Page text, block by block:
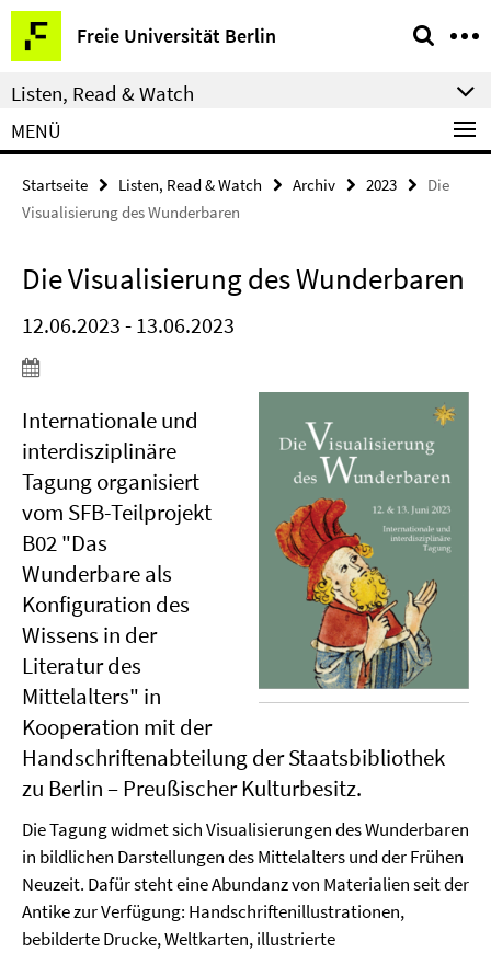
Springe
direkt
zu
Inhalt
Freie Universität Berlin
Service-
Navigation
Listen, Read & Watch
MENÜ
Startseite Listen, Read & Watch Archiv 2023
Die
Visualisierung des Wunderbaren
Die Visualisierung des Wunderbaren
12.06.2023 - 13.06.2023
Internationale und
interdisziplinäre
Tagung organisiert
vom SFB-Teilprojekt
B02 "Das
Wunderbare als
Konfiguration des
Wissens in der
Literatur des
Mittelalters" in
Kooperation mit der
Handschriftenabteilung der Staatsbibliothek
zu Berlin – Preußischer Kulturbesitz.
Die Tagung widmet sich Visualisierungen des Wunderbaren
in bildlichen Darstellungen des Mittelalters und der Frühen
Neuzeit. Dafür steht eine Abundanz von Materialien seit der
Antike zur Verfügung: Handschriftenillustrationen,
bebilderte Drucke, Weltkarten, illustrierte